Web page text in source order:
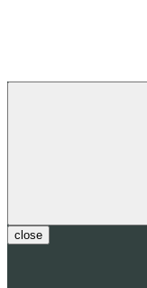
close